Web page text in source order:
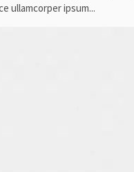
ullamcorper ipsum...